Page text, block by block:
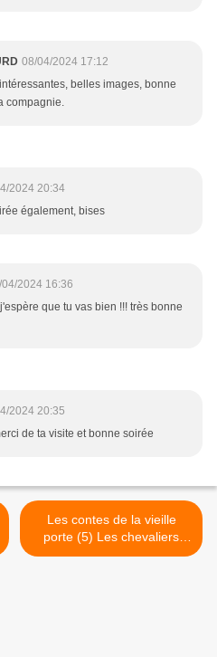
08/04/2024 17:12
belles images, bonne
compagnie.
2024 20:34
également, bises
2024 16:36
que tu vas bien !!! très bonne
2024 20:35
de ta visite et bonne soirée
Les contes de la vieille
porte (5) Les chevaliers
Teutoniques >